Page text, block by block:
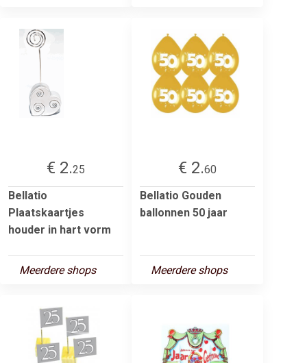
€ 2.25
Bellatio
Plaatskaartjes
houder in hart vorm
Meerdere shops
€ 2.60
Bellatio Gouden
ballonnen 50 jaar
Meerdere shops